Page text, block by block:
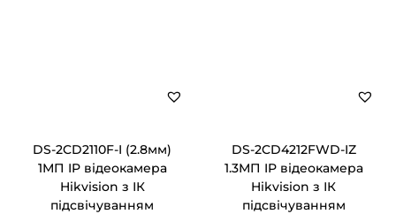
DS-2CD2110F-I (2.8мм)
1МП IP відеокамера
Hikvision з ІК
підсвічуванням
DS-2CD4212FWD-IZ
1.3МП IP відеокамера
Hikvision з ІК
підсвічуванням